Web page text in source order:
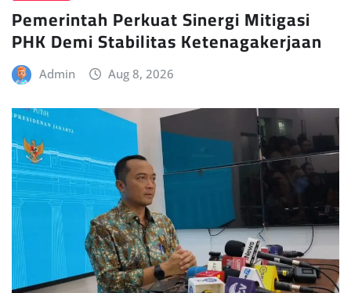
Pemerintah Perkuat Sinergi Mitigasi
PHK Demi Stabilitas Ketenagakerjaan
Admin Aug 8, 2026